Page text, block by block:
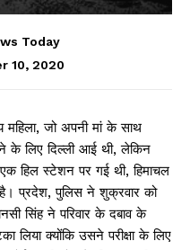
Today
10, 2020
महिला, जो अपनी मां के साथ
के लिए दिल्ली आई थी, लेकिन
हिल स्टेशन पर गई थी, हिमाचल
प्रदेश, पुलिस ने शुक्रवार को
सिंह ने परिवार के दबाव के
क्योंकि उसने परीक्षा के लिए